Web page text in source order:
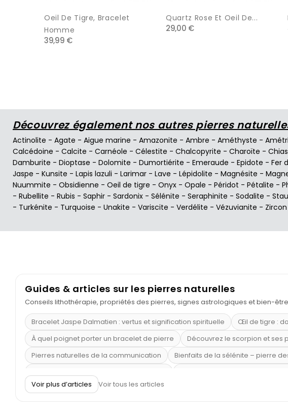
Oeil De Tigre, Bracelet
Homme
39,99 €
Quartz Rose Et Oeil De...
29,00 €
Découvrez également nos autres pierres
Actinolite - Agate - Aigue marine - Amazonite - Ambre - Améthyste -
Calcédoine - Calcite - Carnéole - Célestite - Chalcopyrite - Charoïte -
Damburite - Dioptase - Dolomite - Dumortiérite - Emeraude - Epidote - Fer
Jaspe - Kunsite - Lapis lazuli - Larimar - Lave - Lépidolite - Magnésite -
Nuummite - Obsidienne - Oeil de tigre - Onyx - Opale - Péridot - Pétalite -
- Rubellite - Rubis - Saphir - Sardonix - Sélénite - Seraphinite - Sodalite -
- Turkénite - Turquoise - Unakite - Variscite - Verdélite - Vézuvianite - Zircon
Guides & articles sur les pierres naturelles
Conseils lithothérapie, propriétés des pierres, signes astrologiques et bien-
Bracelet Jaspe Dalmatien : vertus et signification spirituelle
Œil de tigre :
À quel poignet porter un bracelet de pierre
Découvrez le scorpion et ses
Pierres naturelles de la communication
Bienfaits de la sélénite – pierre
Pierre de lave : propriétés et bienfaits
Voir plus d’articles Voir tous les articles